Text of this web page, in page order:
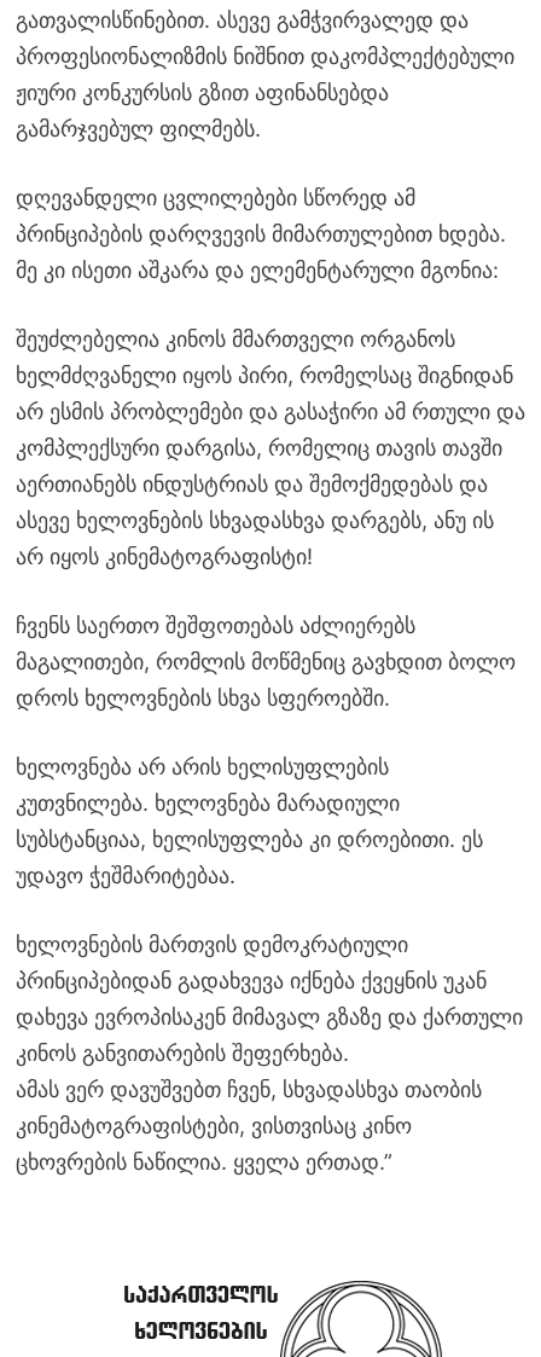
გათვალისწინებით. ასევე გამჭვირვალედ და
პროფესიონალიზმის ნიშნით დაკომპლექტებული
ჟიური კონკურსის გზით აფინანსებდა
გამარჯვებულ ფილმებს.
დღევანდელი ცვლილებები სწორედ ამ
პრინციპების დარღვევის მიმართულებით ხდება.
მე კი ისეთი აშკარა და ელემენტარული მგონია:
შეუძლებელია კინოს მმართველი ორგანოს
ხელმძღვანელი იყოს პირი, რომელსაც შიგნიდან
არ ესმის პრობლემები და გასაჭირი ამ რთული და
კომპლექსური დარგისა, რომელიც თავის თავში
აერთიანებს ინდუსტრიას და შემოქმედებას და
ასევე ხელოვნების სხვადასხვა დარგებს, ანუ ის
არ იყოს კინემატოგრაფისტი!
ჩვენს საერთო შეშფოთებას აძლიერებს
მაგალითები, რომლის მოწმენიც გავხდით ბოლო
დროს ხელოვნების სხვა სფეროებში.
ხელოვნება არ არის ხელისუფლების
კუთვნილება. ხელოვნება მარადიული
სუბსტანციაა, ხელისუფლება კი დროებითი. ეს
უდავო ჭეშმარიტებაა.
ხელოვნების მართვის დემოკრატიული
პრინციპებიდან გადახვევა იქნება ქვეყნის უკან
დახევა ევროპისაკენ მიმავალ გზაზე და ქართული
კინოს განვითარების შეფერხება.
ამას ვერ დავუშვებთ ჩვენ, სხვადასხვა თაობის
კინემატოგრაფისტები, ვისთვისაც კინო
ცხოვრების ნაწილია. ყველა ერთად.”